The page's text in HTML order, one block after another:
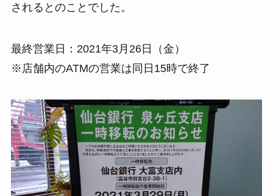
されるとのことでした。
最終営業日：2021年3月26日（金）
※店舗内のATMの営業は同日15時で終了